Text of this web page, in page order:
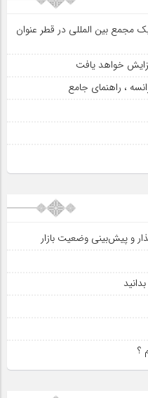
مجمع بین المللی در قطر عنوان
خواهد یافت
، راهنمای جامع
؟